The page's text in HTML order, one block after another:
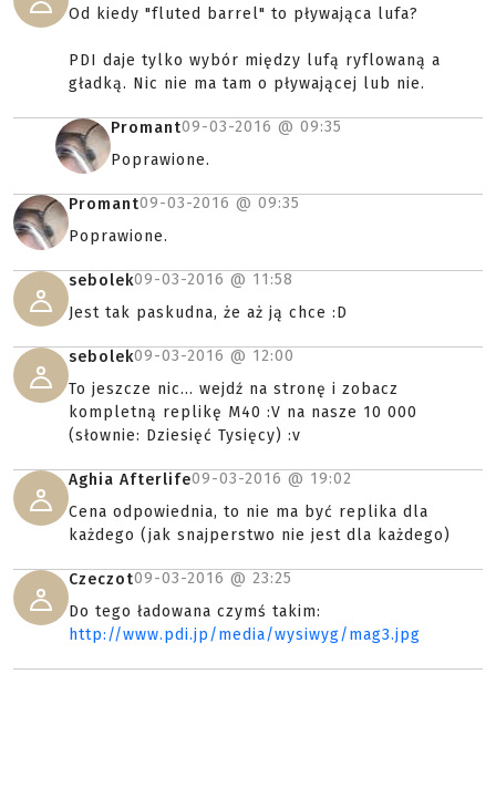
Od kiedy "fluted barrel" to pływająca lufa?
PDI daje tylko wybór między lufą ryflowaną a
gładką. Nic nie ma tam o pływającej lub nie.
Promant09-03-2016 @ 09:35
Poprawione.
Promant09-03-2016 @ 09:35
Poprawione.
sebolek09-03-2016 @ 11:58
Jest tak paskudna, że aż ją chce :D
sebolek09-03-2016 @ 12:00
To jeszcze nic... wejdź na stronę i zobacz
kompletną replikę M40 :V na nasze 10 000
(słownie: Dziesięć Tysięcy) :v
Aghia Afterlife09-03-2016 @ 19:02
Cena odpowiednia, to nie ma być replika dla
każdego (jak snajperstwo nie jest dla każdego)
Czeczot09-03-2016 @ 23:25
Do tego ładowana czymś takim:
http://www.pdi.jp/media/wysiwyg/mag3.jpg